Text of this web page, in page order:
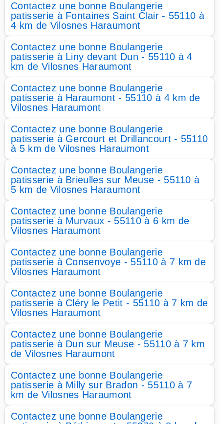
Contactez une bonne Boulangerie
patisserie à Fontaines Saint Clair - 55110 à
4 km de Vilosnes Haraumont
Contactez une bonne Boulangerie
patisserie à Liny devant Dun - 55110 à 4
km de Vilosnes Haraumont
Contactez une bonne Boulangerie
patisserie à Haraumont - 55110 à 4 km de
Vilosnes Haraumont
Contactez une bonne Boulangerie
patisserie à Gercourt et Drillancourt - 55110
à 5 km de Vilosnes Haraumont
Contactez une bonne Boulangerie
patisserie à Brieulles sur Meuse - 55110 à
5 km de Vilosnes Haraumont
Contactez une bonne Boulangerie
patisserie à Murvaux - 55110 à 6 km de
Vilosnes Haraumont
Contactez une bonne Boulangerie
patisserie à Consenvoye - 55110 à 7 km de
Vilosnes Haraumont
Contactez une bonne Boulangerie
patisserie à Cléry le Petit - 55110 à 7 km de
Vilosnes Haraumont
Contactez une bonne Boulangerie
patisserie à Dun sur Meuse - 55110 à 7 km
de Vilosnes Haraumont
Contactez une bonne Boulangerie
patisserie à Milly sur Bradon - 55110 à 7
km de Vilosnes Haraumont
Contactez une bonne Boulangerie